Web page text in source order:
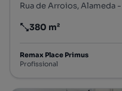
Preço por metro
380 m²
Remax Place Primus
Profissional